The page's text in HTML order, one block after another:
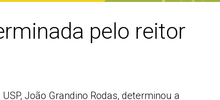
pelo reitor
João Grandino Rodas, determinou a